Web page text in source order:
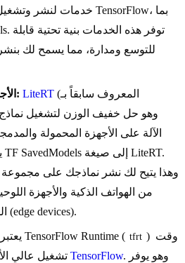
للتوسع ومدارة، مما يسمح لك
الأجهزة المحمولة والمدمجة: LiteRT (المعروف سابقاً بـ
الآلة على الأجهزة المحمولة
وهذا يتيح لك نشر نماذجك على مجموعة
من الهواتف الذكية والأجهزة
الدقيقة والأجهزة الطرفية (edge devices).
يعتبر TensorFlow Runtime ( tfrt ) وقت
TensorFlow. وهو يوفر